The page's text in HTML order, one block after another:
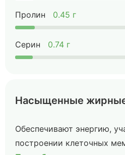
Пролин 0.45 г
Серин 0.74 г
Насыщенные
Обеспечивают энергию,
построении клеточных